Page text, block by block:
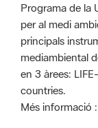
Programa de la
per al medi
principals
mediambiental
en 3 àrees:
countries.
Més informació :